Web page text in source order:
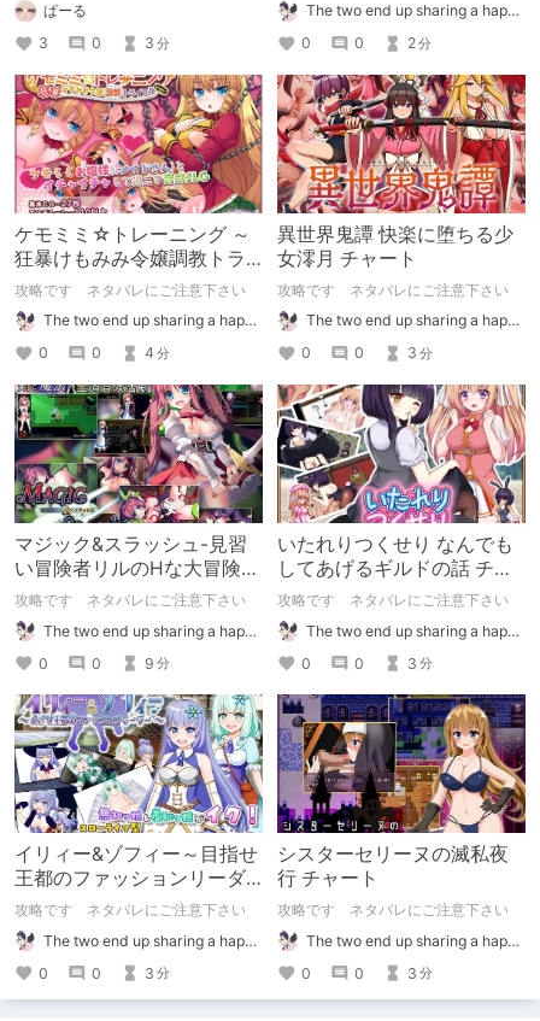
ぱーる
3
0 3 分
The two end up sharing a happy kiss【二人は幸せな接吻をして終了】
0
0 2分
ケモミミ☆トレーニング ～
狂暴けもみみ令嬢調教トラ
イアル チャート
攻略です ネタバレにご注意下さい
The two end up sharing a happy kiss【二人は幸せな接吻をして終了】
0
0 4 分
異世界鬼譚 快楽に堕ちる少
女澪月 チャート
攻略です ネタバレにご注意下さい
The two end up sharing a happy kiss【二人は幸せな接吻をして終了】
0
0 3 分
マジック&スラッシュ-見習
い冒険者リルのHな大冒険-
チャート
攻略です ネタバレにご注意下さい
The two end up sharing a happy kiss【二人は幸せな接吻をして終了】
0
0 9 分
いたれりつくせり なんでも
してあげるギルドの話 チャ
ート
攻略です ネタバレにご注意下さい
The two end up sharing a happy kiss【二人は幸せな接吻をして終了】
0
0 3 分
イリィー&ゾフィー～目指せ
王都のファッションリーダ
ー～ チャート
攻略です ネタバレにご注意下さい
The two end up sharing a happy kiss【二人は幸せな接吻をして終了】
0
0 3 分
シスターセリーヌの滅私夜
行 チャート
攻略です ネタバレにご注意下さい
The two end up sharing a happy kiss【二人は幸せな接吻をして終了】
0
0 3 分